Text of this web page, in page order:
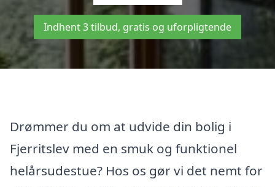
Indhent 3 tilbud, gratis og uforpligtende
Drømmer du om at udvide din bolig i
Fjerritslev med en smuk og funktionel
helårsudestue? Hos os gør vi det nemt for